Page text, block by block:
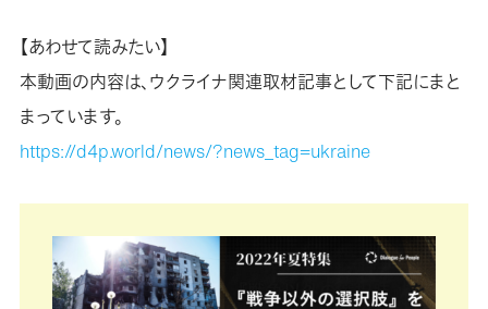
【あわせて読みたい】
本動画の内容は、ウクライナ関連取材記事として下記にまと
まっています。
https://d4p.world/news/?news_tag=ukraine